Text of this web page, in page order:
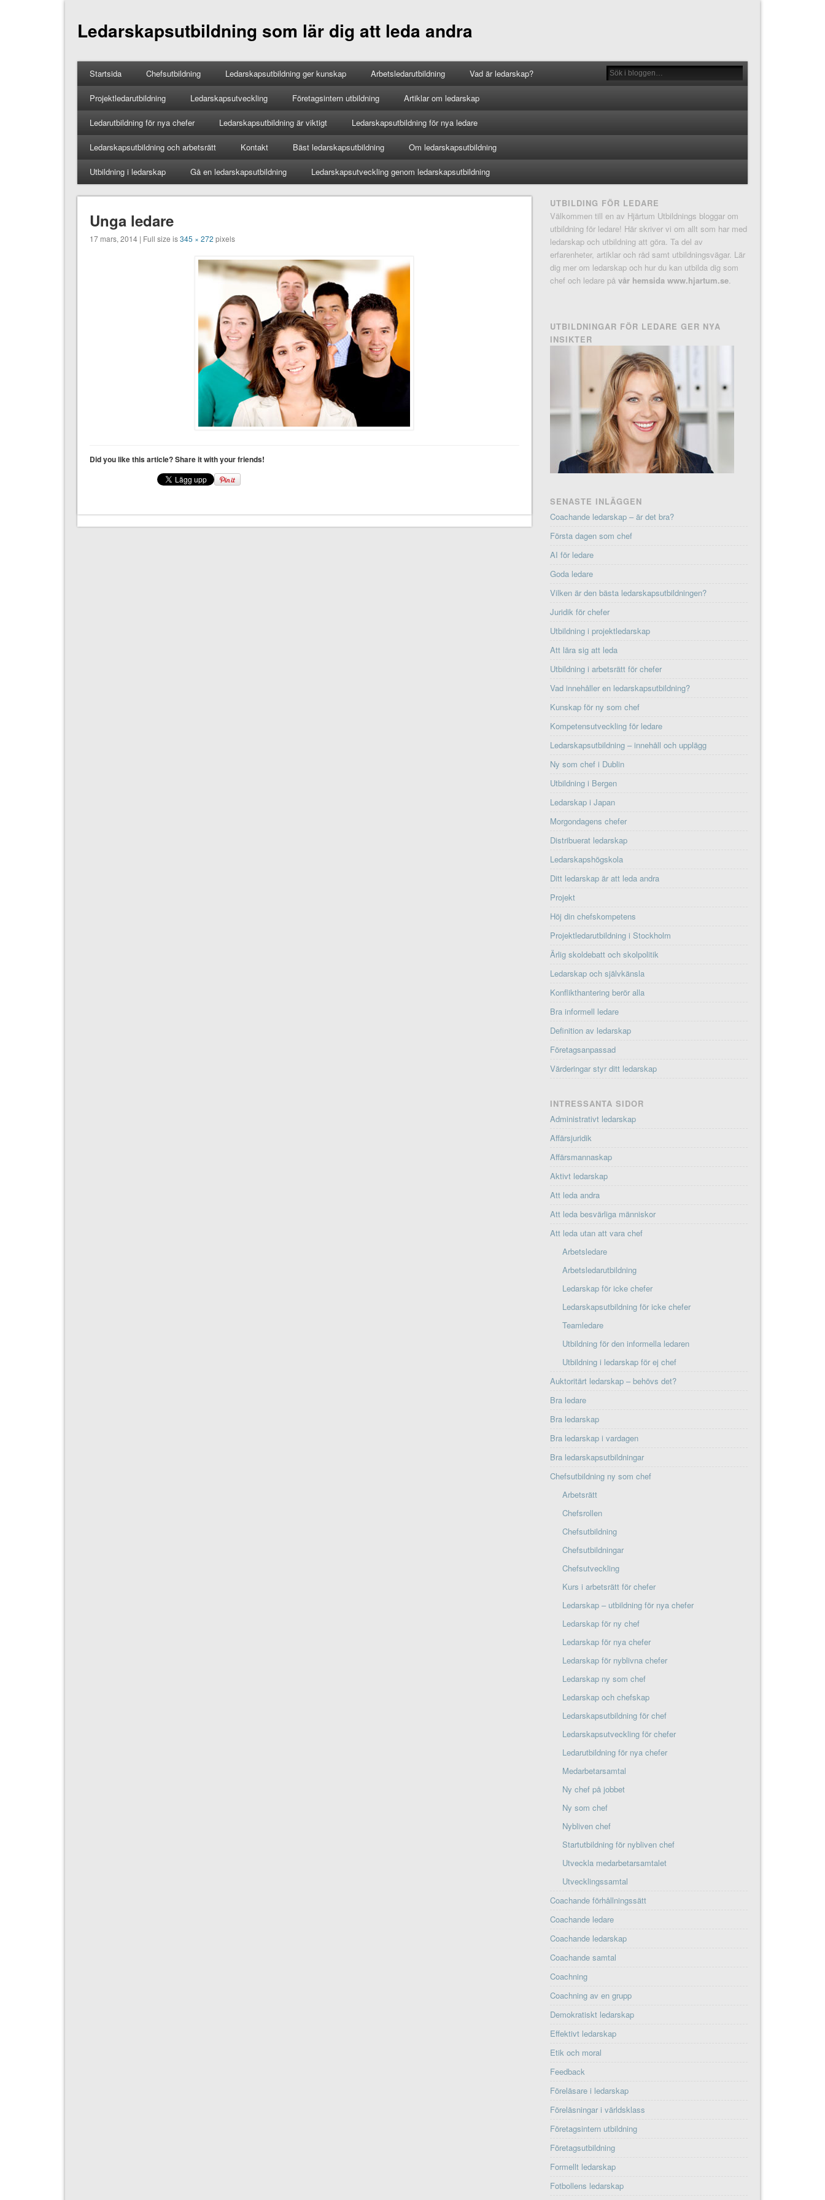
Ledarskapsutbildning som lär dig att leda andra
Startsida Chefsutbildning Ledarskapsutbildning ger kunskap Arbetsledarutbildning Vad är ledarskap?
Projektledarutbildning Ledarskapsutveckling Företagsintern utbildning Artiklar om ledarskap
Ledarutbildning för nya chefer Ledarskapsutbildning är viktigt Ledarskapsutbildning för nya ledare
Ledarskapsutbildning och arbetsrätt Kontakt Bäst ledarskapsutbildning Om ledarskapsutbildning
Utbildning i ledarskap Gå en ledarskapsutbildning Ledarskapsutveckling genom ledarskapsutbildning
Unga ledare
17 mars, 2014 | Full size is345 × 272 pixels
Did you like this article? Share it with your friends!
UTBILDING FÖR LEDARE
Välkommen till en av Hjärtum Utbildnings bloggar om
utbildning för ledare! Här skriver vi om allt som har med
ledarskap och utbildning att göra. Ta del av
erfarenheter, artiklar och råd samt utbildningsvägar. Lär
dig mer om ledarskap och hur du kan utbilda dig som
chef och ledare påvår hemsida www.hjartum.se.
UTBILDNINGAR FÖR LEDARE GER NYA
INSIKTER
SENASTE INLÄGGEN
Coachande ledarskap – är det bra?
Första dagen som chef
AI för ledare
Goda ledare
Vilken är den bästa ledarskapsutbildningen?
Juridik för chefer
Utbildning i projektledarskap
Att lära sig att leda
Utbildning i arbetsrätt för chefer
Vad innehåller en ledarskapsutbildning?
Kunskap för ny som chef
Kompetensutveckling för ledare
Ledarskapsutbildning – innehåll och upplägg
Ny som chef i Dublin
Utbildning i Bergen
Ledarskap i Japan
Morgondagens chefer
Distribuerat ledarskap
Ledarskapshögskola
Ditt ledarskap är att leda andra
Projekt
Höj din chefskompetens
Projektledarutbildning i Stockholm
Ärlig skoldebatt och skolpolitik
Ledarskap och självkänsla
Konflikthantering berör alla
Bra informell ledare
Definition av ledarskap
Företagsanpassad
Värderingar styr ditt ledarskap
INTRESSANTA SIDOR
Administrativt ledarskap
Affärsjuridik
Affärsmannaskap
Aktivt ledarskap
Att leda andra
Att leda besvärliga människor
Att leda utan att vara chef
Arbetsledare
Arbetsledarutbildning
Ledarskap för icke chefer
Ledarskapsutbildning för icke chefer
Teamledare
Utbildning för den informella ledaren
Utbildning i ledarskap för ej chef
Auktoritärt ledarskap – behövs det?
Bra ledare
Bra ledarskap
Bra ledarskap i vardagen
Bra ledarskapsutbildningar
Chefsutbildning ny som chef
Arbetsrätt
Chefsrollen
Chefsutbildning
Chefsutbildningar
Chefsutveckling
Kurs i arbetsrätt för chefer
Ledarskap – utbildning för nya chefer
Ledarskap för ny chef
Ledarskap för nya chefer
Ledarskap för nyblivna chefer
Ledarskap ny som chef
Ledarskap och chefskap
Ledarskapsutbildning för chef
Ledarskapsutveckling för chefer
Ledarutbildning för nya chefer
Medarbetarsamtal
Ny chef på jobbet
Ny som chef
Nybliven chef
Startutbildning för nybliven chef
Utveckla medarbetarsamtalet
Utvecklingssamtal
Coachande förhållningssätt
Coachande ledare
Coachande ledarskap
Coachande samtal
Coachning
Coachning av en grupp
Demokratiskt ledarskap
Effektivt ledarskap
Etik och moral
Feedback
Föreläsare i ledarskap
Föreläsningar i världsklass
Företagsintern utbildning
Företagsutbildning
Formellt ledarskap
Fotbollens ledarskap